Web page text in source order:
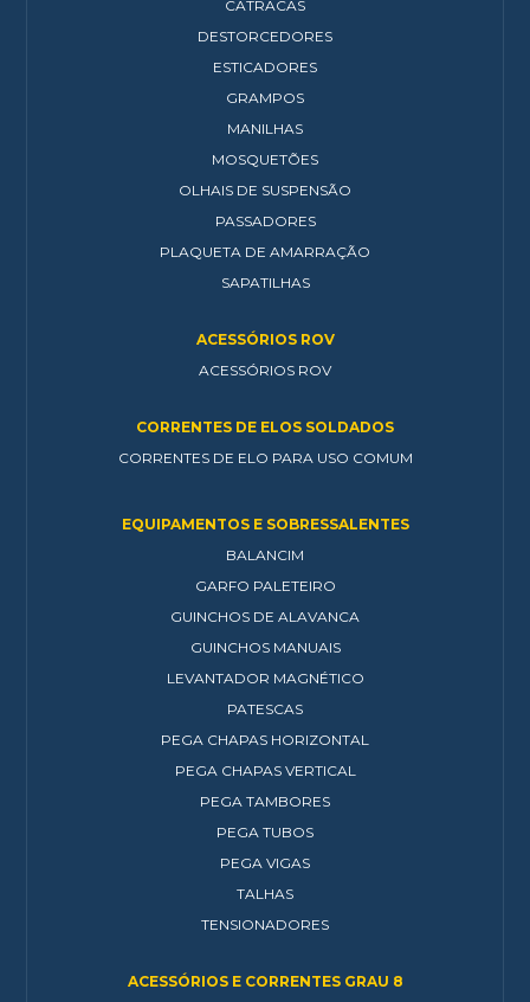
CATRACAS
DESTORCEDORES
ESTICADORES
GRAMPOS
MANILHAS
MOSQUETÕES
OLHAIS DE SUSPENSÃO
PASSADORES
PLAQUETA DE AMARRAÇÃO
SAPATILHAS
ACESSÓRIOS ROV
ACESSÓRIOS ROV
CORRENTES DE ELOS SOLDADOS
CORRENTES DE ELO PARA USO COMUM
EQUIPAMENTOS E SOBRESSALENTES
BALANCIM
GARFO PALETEIRO
GUINCHOS DE ALAVANCA
GUINCHOS MANUAIS
LEVANTADOR MAGNÉTICO
PATESCAS
PEGA CHAPAS HORIZONTAL
PEGA CHAPAS VERTICAL
PEGA TAMBORES
PEGA TUBOS
PEGA VIGAS
TALHAS
TENSIONADORES
ACESSÓRIOS E CORRENTES GRAU 8